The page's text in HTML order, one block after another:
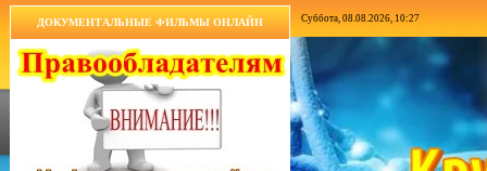
ДОКУМЕНТАЛЬНЫЕ ФИЛЬМЫ ОНЛАЙН Суббота, 08.08.2026, 10:27